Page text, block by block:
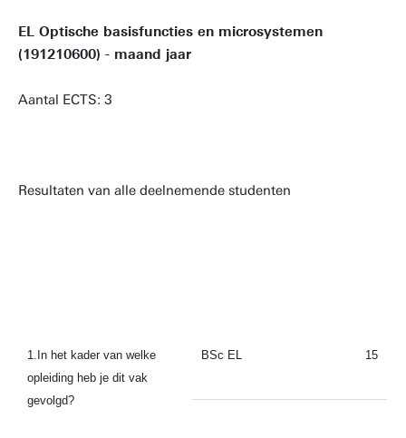
EL Optische basisfuncties en microsystemen
(191210600) - maand jaar
Aantal ECTS: 3
Resultaten van alle deelnemende studenten
1.In het kader van welke
opleiding heb je dit vak
gevolgd?
BSc EL 15